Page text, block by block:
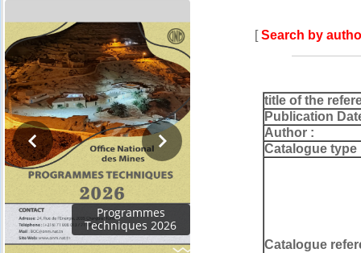
Programmes
Techniques 2026
[Search by
title of the
Publication
Author :
Catalogue type
Catalogue